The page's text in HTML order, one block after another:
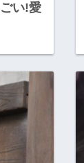
い!愛